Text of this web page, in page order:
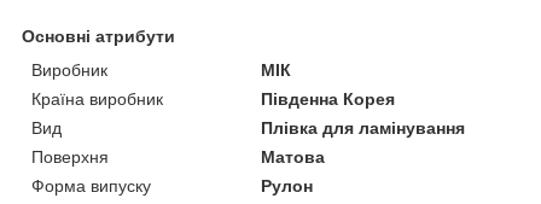
Основні атрибути
Виробник
МІК
Країна виробник
Південна Корея
Вид
Плівка для ламінування
Поверхня
Матова
Форма випуску
Рулон